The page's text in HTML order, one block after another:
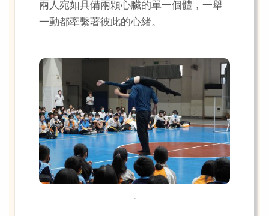
兩人宛如具備兩顆心臟的單一個體，一舉
一動都牽繫著彼此的心緒。
.